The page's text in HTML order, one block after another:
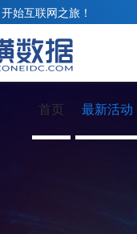
始互联网之旅！
首页 最新活动